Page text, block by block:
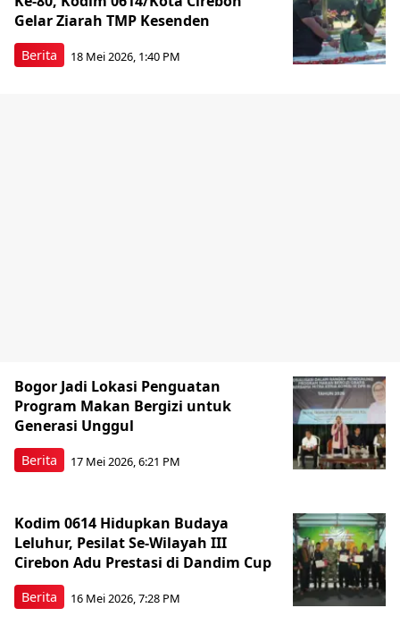
Berita
Gelar Ziarah TMP Kesenden
18 Mei 2026, 1:40 PM
Berita
Bogor Jadi Lokasi Penguatan
Program Makan Bergizi untuk
Generasi Unggul
17 Mei 2026, 6:21 PM
Berita
Kodim 0614 Hidupkan Budaya
Leluhur, Pesilat Se-Wilayah III
Cirebon Adu Prestasi di Dandim Cup
16 Mei 2026, 7:28 PM